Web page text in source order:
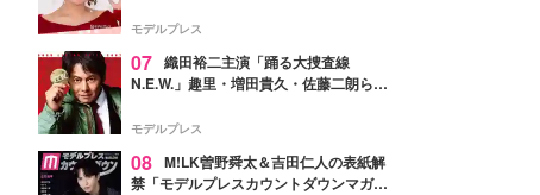
ぎ」「成長を感じる」の声
モデルプレス
07 織田裕二主演「踊る大捜査線
N.E.W.」趣里・増田貴久・佐藤二朗ら新
徴する“謎のキーワード”も
モデルプレス
08 M!LK曽野舜太＆吉田仁人の表紙解
禁「モデルプレスカウントダウンマガジ